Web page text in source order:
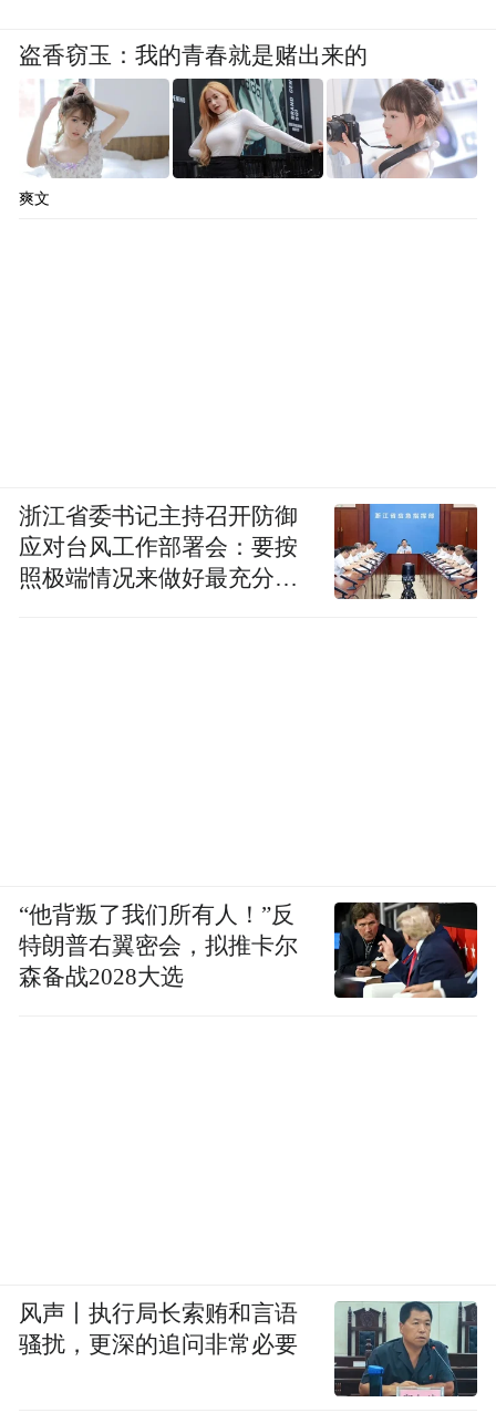
盗香窃玉：我的青春就是赌出来的
爽文
浙江省委书记主持召开防御
应对台风工作部署会：要按
照极端情况来做好最充分的
“他背叛了我们所有人！”反
特朗普右翼密会，拟推卡尔
森备战2028大选
风声丨执行局长索贿和言语
骚扰，更深的追问非常必要